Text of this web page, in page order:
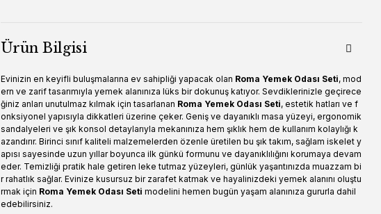
Ürün Bilgisi
Evinizin en keyifli buluşmalarına ev sahipliği yapacak olan Roma Yemek Odası Seti, mod
ern ve zarif tasarımıyla yemek alanınıza lüks bir dokunuş katıyor. Sevdiklerinizle geçirece
ğiniz anları unutulmaz kılmak için tasarlanan Roma Yemek Odası Seti, estetik hatları ve f
onksiyonel yapısıyla dikkatleri üzerine çeker. Geniş ve dayanıklı masa yüzeyi, ergonomik
sandalyeleri ve şık konsol detaylarıyla mekanınıza hem şıklık hem de kullanım kolaylığı k
azandırır. Birinci sınıf kaliteli malzemelerden özenle üretilen bu şık takım, sağlam iskelet y
apısı sayesinde uzun yıllar boyunca ilk günkü formunu ve dayanıklılığını korumaya devam
eder. Temizliği pratik hale getiren leke tutmaz yüzeyleri, günlük yaşantınızda muazzam bi
r rahatlık sağlar. Evinize kusursuz bir zarafet katmak ve hayalinizdeki yemek alanını oluştu
rmak için Roma Yemek Odası Seti modelini hemen bugün yaşam alanınıza gururla dahil
edebilirsiniz.